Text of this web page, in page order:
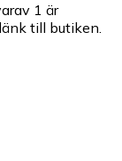
1 är
till butiken.